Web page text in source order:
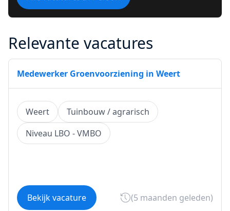
Relevante vacatures
Medewerker Groenvoorziening in Weert
Weert
Tuinbouw / agrarisch
Niveau LBO - VMBO
Bekijk vacature (5 maanden geleden)